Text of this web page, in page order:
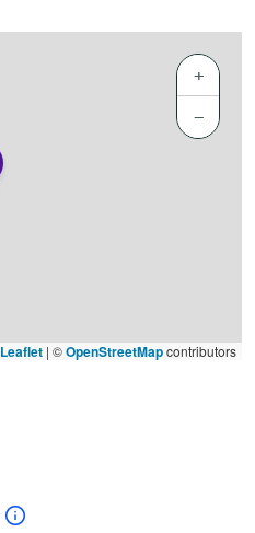
+
−
Leaflet | ©OpenStreetMapcontributors